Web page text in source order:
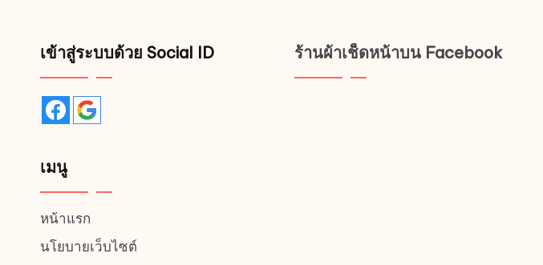
เข้าสู่ระบบด้วย Social ID
เมนู
หน้าแรก
นโยบายเว็บไซต์
ร้านผ้าเช็ดหน้าบน Facebook